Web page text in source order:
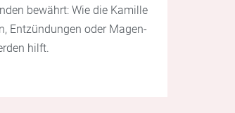
bewährt: Wie die Kamille
Entzündungen oder Magen-
hilft.